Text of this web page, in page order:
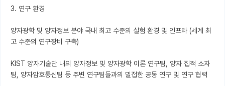
3. 연구 환경
양자광학 및 양자정보 분야 국내 최고 수준의 실험 환경 및 인프라 (세계 최
고 수준의 연구장비 구축)
KIST 양자기술단 내의 양자정보 및 양자광학 이론 연구팀, 양자 집적 소자
팀, 양자암호통신팀 등 주변 연구팀들과의 밀접한 공동 연구 및 연구 협력